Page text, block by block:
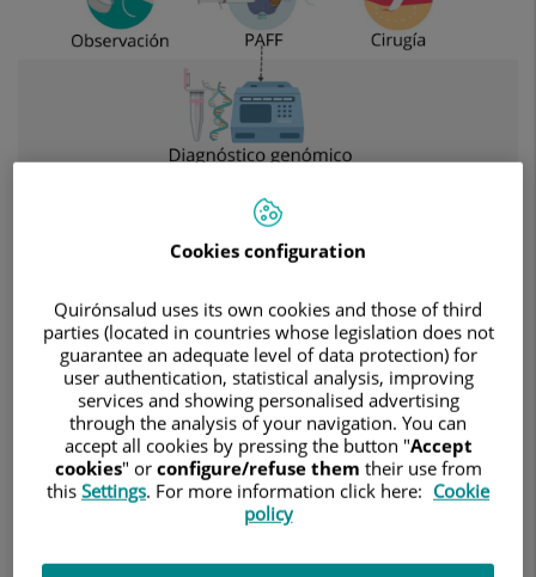
27 de febrero de 2023
HOSPITAL RUBER INTERNACIONAL ANATOMÍA PATOLÓGICA
La prueba analiza la presencia de 10 marcadores genéticos y
estima mediante un algoritmo desarrollado con inteligencia
artificial si el nódulo indeterminado es maligno o no, sin
Cookies configuration
Quirónsalud uses its own cookies and those of third
parties (located in countries whose legislation does not
guarantee an adequate level of data protection) for
user authentication, statistical analysis, improving
services and showing personalised advertising
through the analysis of your navigation. You can
accept all cookies by pressing the button "Accept
cookies" or configure/refuse them their use from
this Settings. For more information click here: Cookie
policy